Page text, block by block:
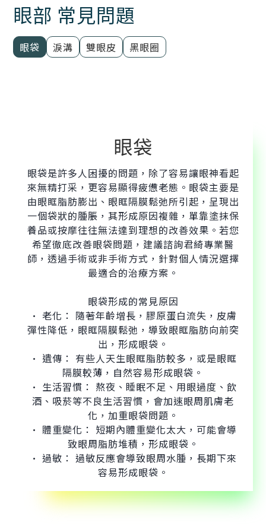
眼部 常見問題
眼袋 淚溝 雙眼皮 黑眼圈
眼袋
眼袋是許多人困擾的問題，除了容易讓眼神看起
來無精打采，更容易顯得疲憊老態。眼袋主要是
由眼眶脂肪膨出、眼眶隔膜鬆弛所引起，呈現出
一個袋狀的腫脹，其形成原因複雜，單靠塗抹保
養品或按摩往往無法達到理想的改善效果。若您
希望徹底改善眼袋問題，建議諮詢君綺專業醫
師，透過手術或非手術方式，針對個人情況選擇
最適合的治療方案。
眼袋形成的常見原因
• 老化： 隨著年齡增長，膠原蛋白流失，皮膚
彈性降低，眼眶隔膜鬆弛，導致眼眶脂肪向前突
出，形成眼袋。
• 遺傳： 有些人天生眼眶脂肪較多，或是眼眶
隔膜較薄，自然容易形成眼袋。
• 生活習慣： 熬夜、睡眠不足、用眼過度、飲
酒、吸菸等不良生活習慣，會加速眼周肌膚老
化，加重眼袋問題。
• 體重變化： 短期內體重變化太大，可能會導
致眼周脂肪堆積，形成眼袋。
• 過敏： 過敏反應會導致眼周水腫，長期下來
容易形成眼袋。